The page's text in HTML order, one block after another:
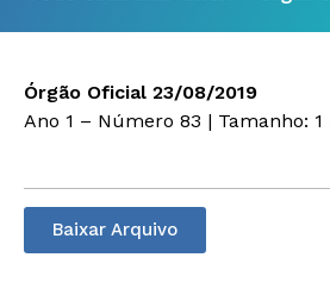
Órgão Oficial 23/08/2019
Ano 1 – Número 83 | Tamanho: 1
Baixar Arquivo